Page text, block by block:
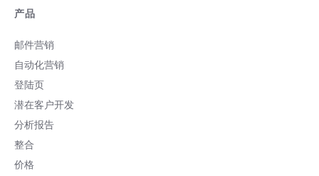
产品
邮件营销
自动化营销
登陆页
潜在客户开发
分析报告
整合
价格